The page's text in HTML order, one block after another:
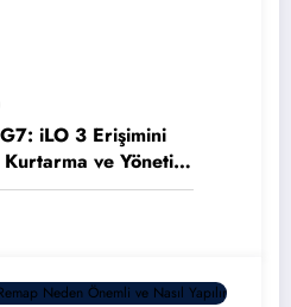
iLO 3 Erişimini
ve Yönetim